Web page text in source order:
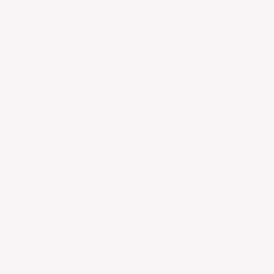
Personnalisez vos préférences pour